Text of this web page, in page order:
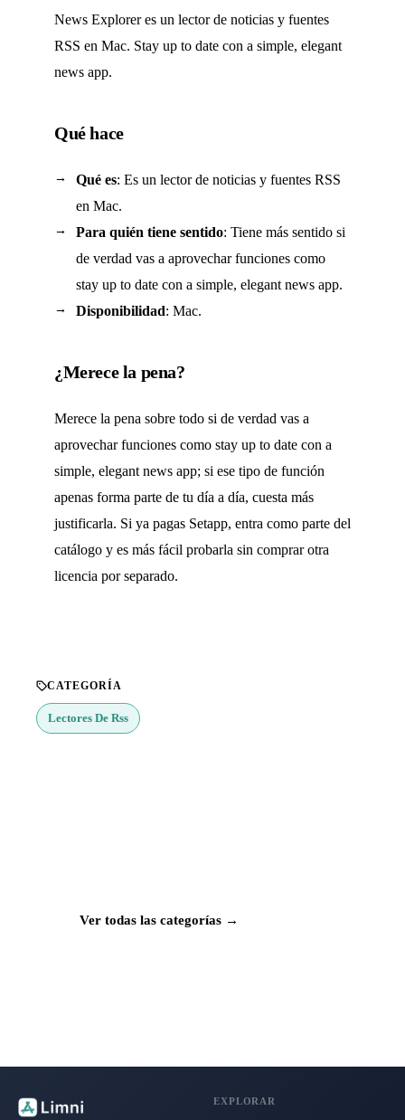
News Explorer es un lector de noticias y fuentes
RSS en Mac. Stay up to date con a simple, elegant
news app.
Qué hace
Qué es: Es un lector de noticias y fuentes RSS
en Mac.
Para quién tiene sentido: Tiene más sentido si
de verdad vas a aprovechar funciones como
stay up to date con a simple, elegant news app.
Disponibilidad: Mac.
¿Merece la pena?
Merece la pena sobre todo si de verdad vas a
aprovechar funciones como stay up to date con a
simple, elegant news app; si ese tipo de función
apenas forma parte de tu día a día, cuesta más
justificarla. Si ya pagas Setapp, entra como parte del
catálogo y es más fácil probarla sin comprar otra
licencia por separado.
CATEGORÍA
Lectores De Rss
Ver todas las categorías →
EXPLORAR